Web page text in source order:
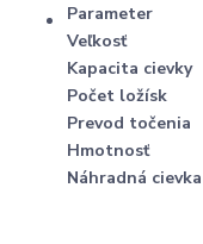
Parameter
Veľkosť
Kapacita cievky
Počet ložísk
Prevod točenia
Hmotnosť
Náhradná cievka